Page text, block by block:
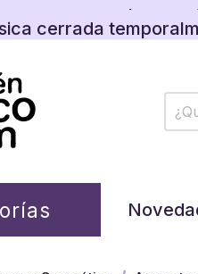
cerrada
Descubre las promos